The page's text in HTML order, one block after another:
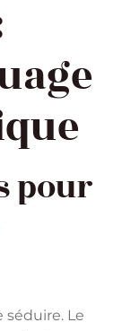
pour
séduire. Le